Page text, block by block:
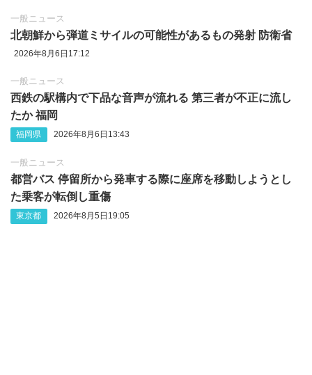
一般ニュース
北朝鮮から弾道ミサイルの可能性があるもの発射 防衛省
2026年8月6日17:12
一般ニュース
西鉄の駅構内で下品な音声が流れる 第三者が不正に流し
たか 福岡
福岡県 2026年8月6日13:43
一般ニュース
都営バス 停留所から発車する際に座席を移動しようとし
た乗客が転倒し重傷
東京都 2026年8月5日19:05